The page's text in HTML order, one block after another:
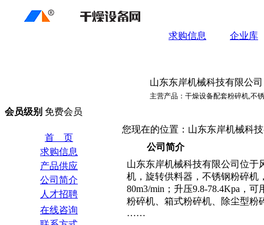
求购信息 企业库
山东东岸机械科技有限公司
主营产品：干燥设备配套粉碎机,不
会员级别 免费会员
首 页
求购信息
产品供应
公司简介
人才招聘
在线咨询
您现在的位置：山东东岸机械科
公司简介
山东东岸机械科技有限公司位于
机，旋转供料器，不锈钢粉碎机
80m3/min；升压9.8-78.4Kpa，
粉碎机、箱式粉碎机、除尘型粉
……